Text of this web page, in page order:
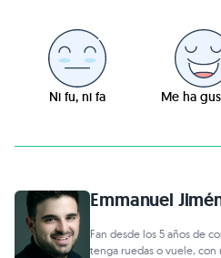
Ni fu, ni fa Me ha
Emmanuel
Fan desde los 5 años de
tenga ruedas o vuele,